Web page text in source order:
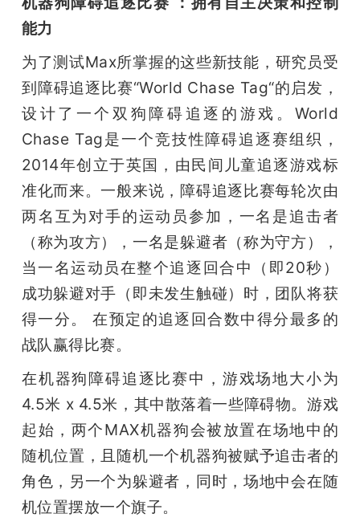
能力
为了测试Max所掌握的这些新技能，研究员受
到障碍追逐比赛“World Chase Tag“的启发，
设计了一个双狗障碍追逐的游戏。World
Chase Tag是一个竞技性障碍追逐赛组织，
2014年创立于英国，由民间儿童追逐游戏标
准化而来。一般来说，障碍追逐比赛每轮次由
两名互为对手的运动员参加，一名是追击者
（称为攻方），一名是躲避者（称为守方），
当一名运动员在整个追逐回合中（即20秒）
成功躲避对手（即未发生触碰）时，团队将获
得一分。 在预定的追逐回合数中得分最多的
战队赢得比赛。
在机器狗障碍追逐比赛中，游戏场地大小为
4.5米 x 4.5米，其中散落着一些障碍物。游戏
起始，两个MAX机器狗会被放置在场地中的
随机位置，且随机一个机器狗被赋予追击者的
角色，另一个为躲避者，同时，场地中会在随
机位置摆放一个旗子。